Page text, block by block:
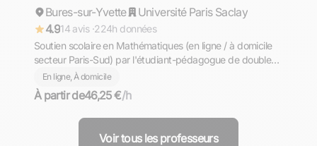
Répond rapidement
Bures-sur-Yvette
Université Paris Saclay
4.914 avis ·224h données
Soutien scolaire en Mathématiques (en ligne / à domicile
secteur Paris-Sud) par l'étudiant-pédagogue de double
majeure Mathématiques Informatique à l'Université Paris-
Saclay (ex-Blaise Pascalien)
En ligne, À domicile
À partir de46,25 €/h
Voir tous les professeurs